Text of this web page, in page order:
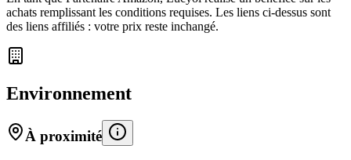
achats remplissant les conditions requises. Les liens ci-dessus sont
des liens affiliés : votre prix reste inchangé.
Environnement
À proximité